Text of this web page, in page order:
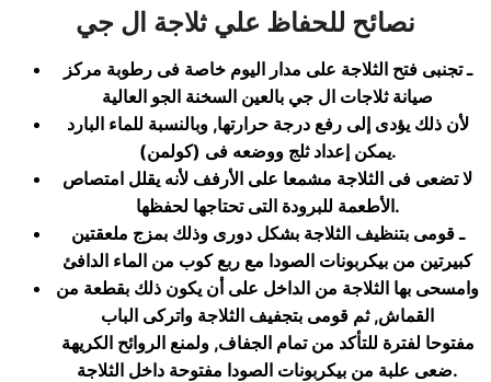
نصائح للحفاظ علي ثلاجة ال جي
ـ تجنبى فتح الثلاجة على مدار اليوم خاصة فى رطوبة مركز
صيانة ثلاجات ال جي بالعين السخنة الجو العالية
لأن ذلك يؤدى إلى رفع درجة حرارتها, وبالنسبة للماء البارد
يمكن إعداد ثلج ووضعه فى (كولمن).
لا تضعى فى الثلاجة مشمعا على الأرفف لأنه يقلل امتصاص
الأطعمة للبرودة التى تحتاجها لحفظها.
ـ قومى بتنظيف الثلاجة بشكل دورى وذلك بمزج ملعقتين
كبيرتين من بيكربونات الصودا مع ربع كوب من الماء الدافئ
وامسحى بها الثلاجة من الداخل على أن يكون ذلك بقطعة من
القماش, ثم قومى بتجفيف الثلاجة واتركى الباب
مفتوحا لفترة للتأكد من تمام الجفاف, ولمنع الروائح الكريهة
ضعى علبة من بيكربونات الصودا مفتوحة داخل الثلاجة.